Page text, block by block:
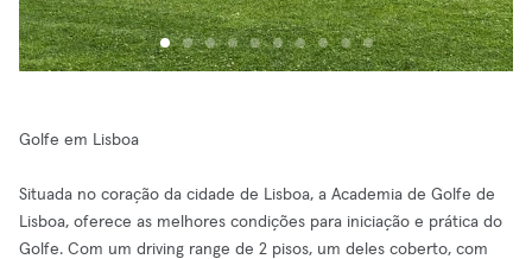
Golfe em Lisboa
Situada no coração da cidade de Lisboa, a Academia de Golfe de
Lisboa, oferece as melhores condições para iniciação e prática do
Golfe. Com um driving range de 2 pisos, um deles coberto, com